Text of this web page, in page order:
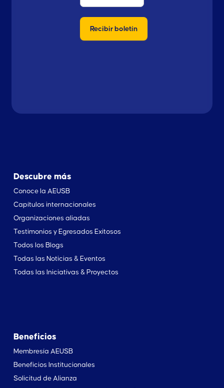
Descubre más
Conoce la AEUSB
Capítulos internacionales
Organizaciones aliadas
Testimonios y Egresados Exitosos
Todos los Blogs
Todas las Noticias & Eventos
Todas las Iniciativas & Proyectos
Beneficios
Membresía AEUSB
Beneficios Institucionales
Solicitud de Alianza